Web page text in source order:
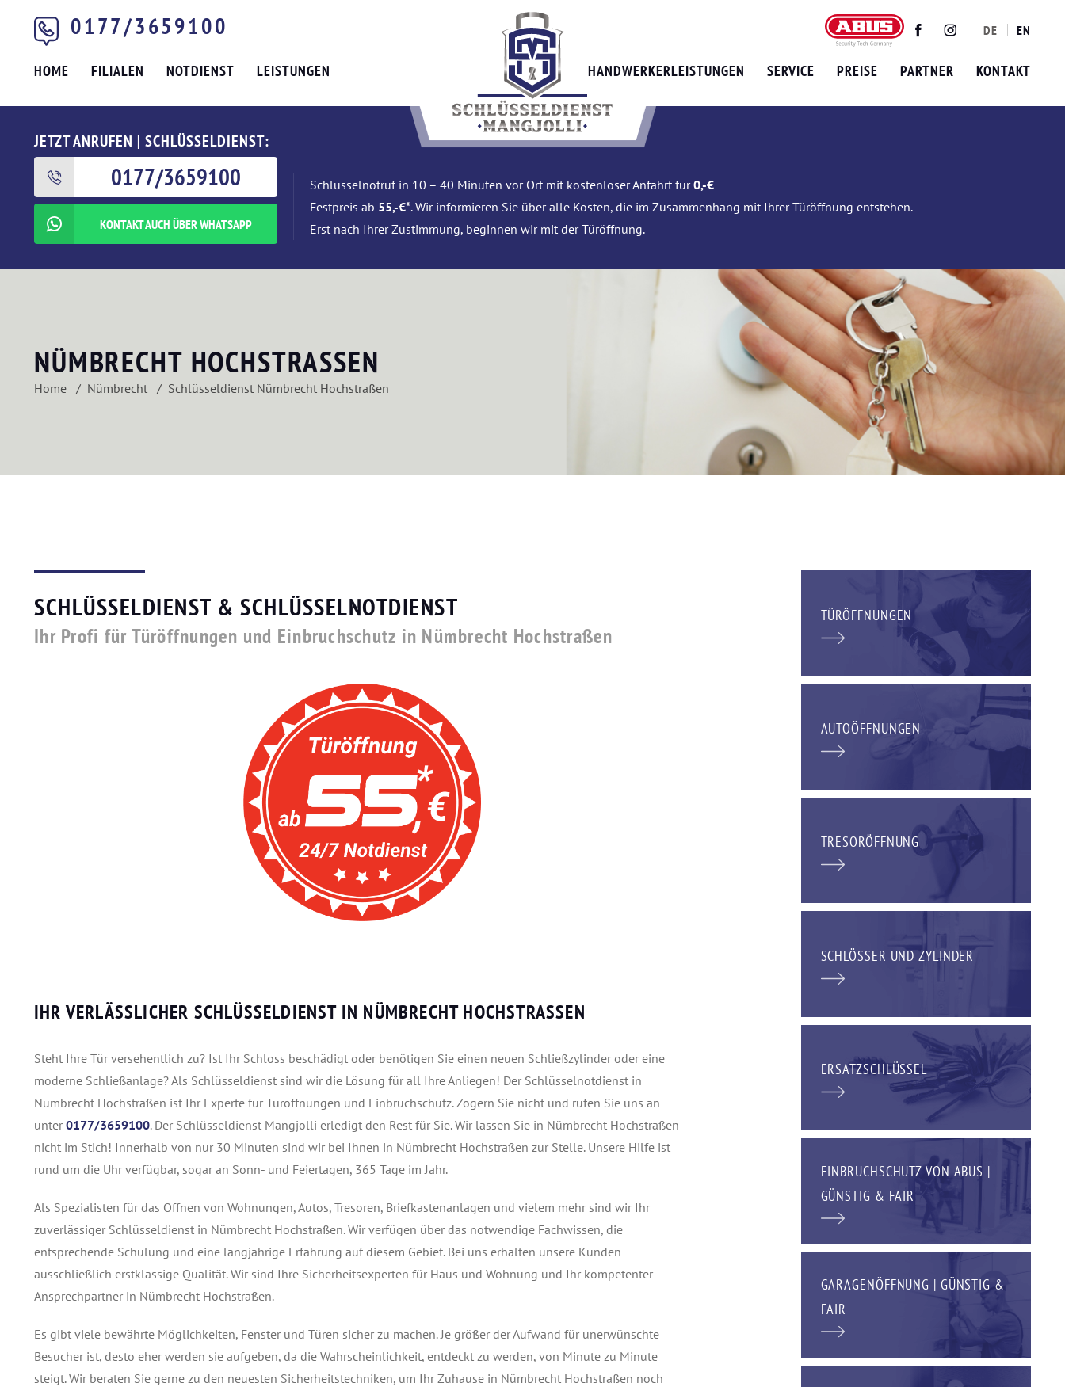
0177/3659100 TwitterFacebookInstagram
DE EN
HOME FILIALEN NOTDIENST LEISTUNGEN HANDWERKERLEISTUNGEN SERVICE PREISE PARTNER KONTAKT
JETZT ANRUFEN | SCHLÜSSELDIENST:
0177/3659100
KONTAKT AUCH ÜBER WHATSAPP
Schlüsselnotruf in 10 – 40 Minuten vor Ort mit kostenloser Anfahrt für0,-€
Festpreis ab 55,-€*. Wir informieren Sie über alle Kosten, die im Zusammenhang mit Ihrer Türöffnung entstehen.
Erst nach Ihrer Zustimmung, beginnen wir mit der Türöffnung.
NÜMBRECHT HOCHSTRASSEN
Home Nümbrecht Schlüsseldienst Nümbrecht Hochstraßen
SCHLÜSSELDIENST & SCHLÜSSELNOTDIENST
Ihr Profi für Türöffnungen und Einbruchschutz in Nümbrecht Hochstraßen
IHR VERLÄSSLICHER SCHLÜSSELDIENST IN NÜMBRECHT HOCHSTRASSEN
Steht Ihre Tür versehentlich zu? Ist Ihr Schloss beschädigt oder benötigen Sie einen neuen Schließzylinder oder eine
moderne Schließanlage? Als Schlüsseldienst sind wir die Lösung für all Ihre Anliegen! Der Schlüsselnotdienst in
Nümbrecht Hochstraßen ist Ihr Experte für Türöffnungen und Einbruchschutz. Zögern Sie nicht und rufen Sie uns an
unter 0177/3659100. Der Schlüsseldienst Mangjolli erledigt den Rest für Sie. Wir lassen Sie in Nümbrecht Hochstraßen
nicht im Stich! Innerhalb von nur 30 Minuten sind wir bei Ihnen in Nümbrecht Hochstraßen zur Stelle. Unsere Hilfe ist
rund um die Uhr verfügbar, sogar an Sonn- und Feiertagen, 365 Tage im Jahr.
Als Spezialisten für das Öffnen von Wohnungen, Autos, Tresoren, Briefkastenanlagen und vielem mehr sind wir Ihr
zuverlässiger Schlüsseldienst in Nümbrecht Hochstraßen. Wir verfügen über das notwendige Fachwissen, die
entsprechende Schulung und eine langjährige Erfahrung auf diesem Gebiet. Bei uns erhalten unsere Kunden
ausschließlich erstklassige Qualität. Wir sind Ihre Sicherheitsexperten für Haus und Wohnung und Ihr kompetenter
Ansprechpartner in Nümbrecht Hochstraßen.
Es gibt viele bewährte Möglichkeiten, Fenster und Türen sicher zu machen. Je größer der Aufwand für unerwünschte
Besucher ist, desto eher werden sie aufgeben, da die Wahrscheinlichkeit, entdeckt zu werden, von Minute zu Minute
steigt. Wir beraten Sie gerne zu den neuesten Sicherheitstechniken, um Ihr Zuhause in Nümbrecht Hochstraßen noch
TÜRÖFFNUNGEN
AUTOÖFFNUNGEN
TRESORÖFFNUNG
SCHLÖSSER UND ZYLINDER
ERSATZSCHLÜSSEL
EINBRUCHSCHUTZ VON ABUS |
GÜNSTIG & FAIR
GARAGENÖFFNUNG | GÜNSTIG &
FAIR